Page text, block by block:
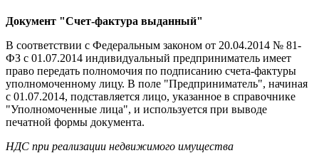
Документ "Счет-фактура выданный"
В соответствии с Федеральным законом от 20.04.2014 № 81-
ФЗ с 01.07.2014 индивидуальный предприниматель имеет
право передать полномочия по подписанию счета-фактуры
уполномоченному лицу. В поле "Предприниматель", начиная
с 01.07.2014, подставляется лицо, указанное в справочнике
"Уполномоченные лица", и используется при выводе
печатной формы документа.
НДС при реализации недвижимого имущества